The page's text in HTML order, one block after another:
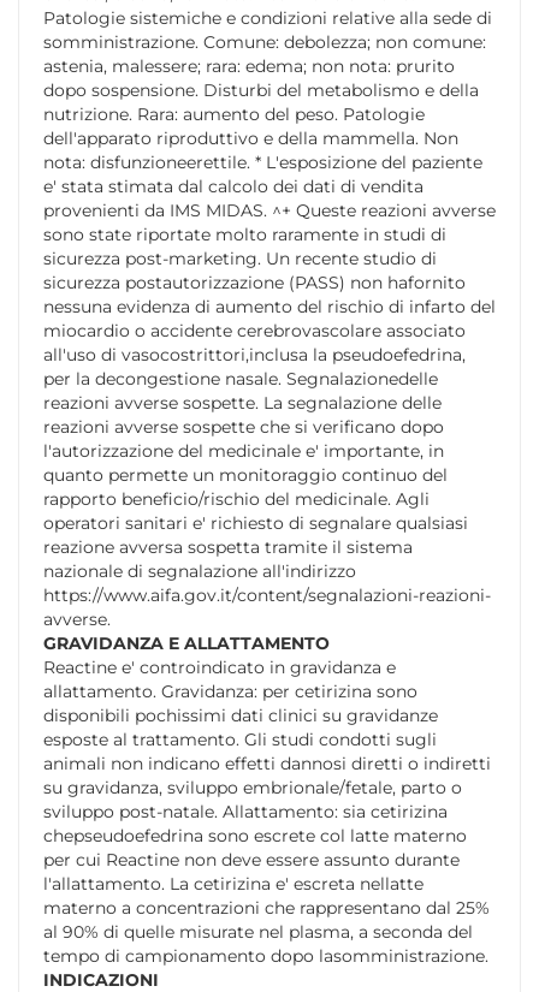
Patologie sistemiche e condizioni relative alla sede di
somministrazione. Comune: debolezza; non comune:
astenia, malessere; rara: edema; non nota: prurito
dopo sospensione. Disturbi del metabolismo e della
nutrizione. Rara: aumento del peso. Patologie
dell'apparato riproduttivo e della mammella. Non
nota: disfunzioneerettile. * L'esposizione del paziente
e' stata stimata dal calcolo dei dati di vendita
provenienti da IMS MIDAS. ^+ Queste reazioni avverse
sono state riportate molto raramente in studi di
sicurezza post-marketing. Un recente studio di
sicurezza postautorizzazione (PASS) non hafornito
nessuna evidenza di aumento del rischio di infarto del
miocardio o accidente cerebrovascolare associato
all'uso di vasocostrittori,inclusa la pseudoefedrina,
per la decongestione nasale. Segnalazionedelle
reazioni avverse sospette. La segnalazione delle
reazioni avverse sospette che si verificano dopo
l'autorizzazione del medicinale e' importante, in
quanto permette un monitoraggio continuo del
rapporto beneficio/rischio del medicinale. Agli
operatori sanitari e' richiesto di segnalare qualsiasi
reazione avversa sospetta tramite il sistema
nazionale di segnalazione all'indirizzo
https://www.aifa.gov.it/content/segnalazioni-reazioni-
avverse.
GRAVIDANZA E ALLATTAMENTO
Reactine e' controindicato in gravidanza e
allattamento. Gravidanza: per cetirizina sono
disponibili pochissimi dati clinici su gravidanze
esposte al trattamento. Gli studi condotti sugli
animali non indicano effetti dannosi diretti o indiretti
su gravidanza, sviluppo embrionale/fetale, parto o
sviluppo post-natale. Allattamento: sia cetirizina
chepseudoefedrina sono escrete col latte materno
per cui Reactine non deve essere assunto durante
l'allattamento. La cetirizina e' escreta nellatte
materno a concentrazioni che rappresentano dal 25%
al 90% di quelle misurate nel plasma, a seconda del
tempo di campionamento dopo lasomministrazione.
INDICAZIONI